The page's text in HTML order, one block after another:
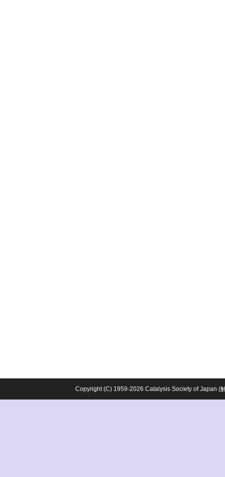
Copyright (C) 1959-2026 Catalysis Society of Japan (